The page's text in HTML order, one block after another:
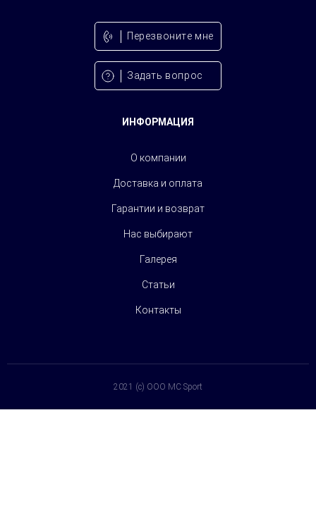
ИНФОРМАЦИЯ
О компании
Доставка и оплата
Гарантии и возврат
Нас выбирают
Галерея
Статьи
Контакты
Перезвонитe мне
Задать вопрос
2021 (c) OOO MC Sport